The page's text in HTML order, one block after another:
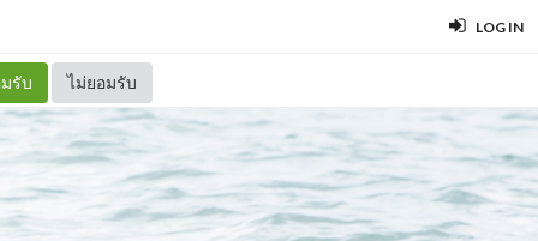
LOG IN
รับ ไม่ยอมรับ